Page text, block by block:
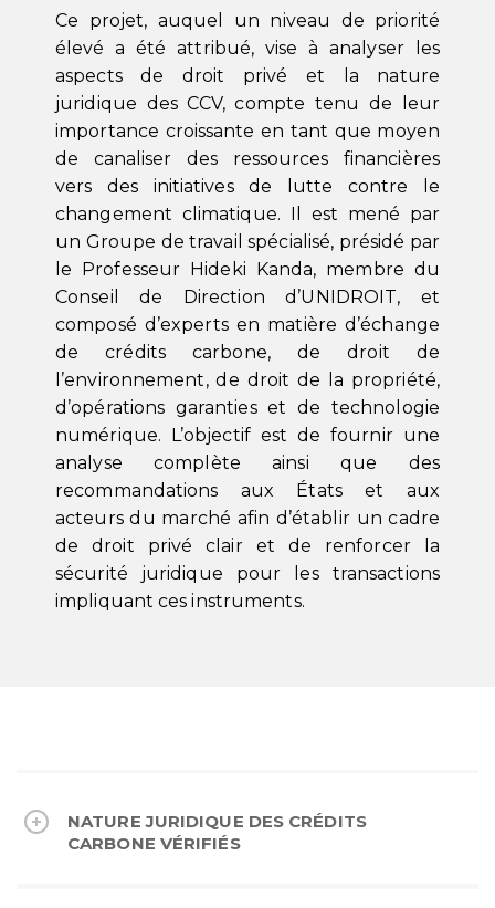
Ce projet, auquel un niveau de priorité
élevé a été attribué, vise à analyser les
aspects de droit privé et la nature
juridique des CCV, compte tenu de leur
importance croissante en tant que moyen
de canaliser des ressources financières
vers des initiatives de lutte contre le
changement climatique. Il est mené par
un Groupe de travail spécialisé, présidé par
le Professeur Hideki Kanda, membre du
Conseil de Direction d’UNIDROIT, et
composé d’experts en matière d’échange
de crédits carbone, de droit de
l’environnement, de droit de la propriété,
d’opérations garanties et de technologie
numérique. L’objectif est de fournir une
analyse complète ainsi que des
recommandations aux États et aux
acteurs du marché afin d’établir un cadre
de droit privé clair et de renforcer la
sécurité juridique pour les transactions
impliquant ces instruments.
NATURE JURIDIQUE DES CRÉDITS
CARBONE VÉRIFIÉS